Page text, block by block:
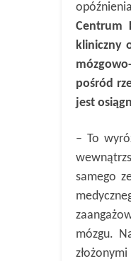
Centrum
kliniczny
pośród
jest
– To
samego
mózgu.